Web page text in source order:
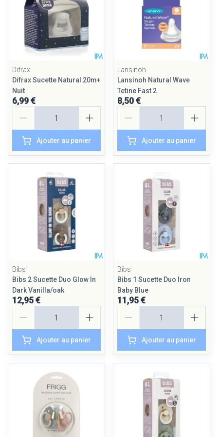
Difrax
Difrax Sucette Natural 20m+
Nuit
6,99 €
Ajouter au panier
Lansinoh
Lansinoh Natural Wave
Tetine Fast 2
8,50 €
Ajouter au panier
Bibs
Bibs 2 Sucette Duo Glow In
Dark Vanilla/oak
12,95 €
Ajouter au panier
Bibs
Bibs 1 Sucette Duo Iron
Baby Blue
11,95 €
Ajouter au panier